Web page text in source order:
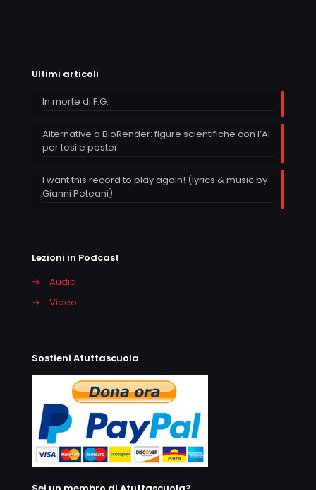
Ultimi articoli
In morte di F.G.
Alternative a BioRender: figure scientifiche con l’AI
per tesi e poster
I want this record to play again! (lyrics & music by
Gianni Peteani)
Lezioni in Podcast
→
Audio
→
Video
Sostieni Atuttascuola